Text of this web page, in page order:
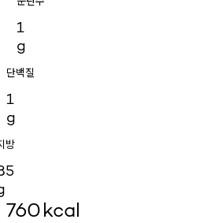
1
g
단백질
1
g
방
760kcal